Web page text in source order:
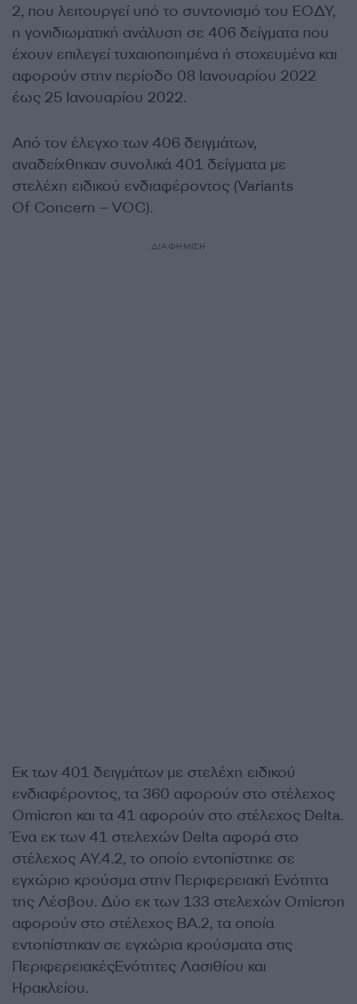
2, που λειτουργεί υπό το συντονισμό του ΕΟΔΥ,
η γονιδιωματική ανάλυση σε 406 δείγματα που
έχουν επιλεγεί τυχαιοποιημένα ή στοχευμένα και
αφορούν στην περίοδο 08 Ιανoυαρίου 2022
έως 25 Ιανουαρίου 2022.
Από τον έλεγχο των 406 δειγμάτων,
αναδείχθηκαν συνολικά 401 δείγματα με
στελέχη ειδικού ενδιαφέροντος (Variants
Of Concern – VOC).
ΔΙΑΦΗΜΙΣΗ
Εκ των 401 δειγμάτων με στελέχη ειδικού
ενδιαφέροντος, τα 360 αφορούν στο στέλεχος
Omicron και τα 41 αφορούν στο στέλεχος Delta.
Ένα εκ των 41 στελεχών Delta αφορά στο
στέλεχος ΑΥ.4.2, το οποίο εντοπίστηκε σε
εγχώριο κρούσμα στην Περιφερειακή Ενότητα
της Λέσβου. Δύο εκ των 133 στελεχών Omicron
αφορούν στο στέλεχος ΒΑ.2, τα οποία
εντοπίστηκαν σε εγχώρια κρούσματα στις
ΠεριφερειακέςΕνότητες Λασιθίου και
Ηρακλείου.